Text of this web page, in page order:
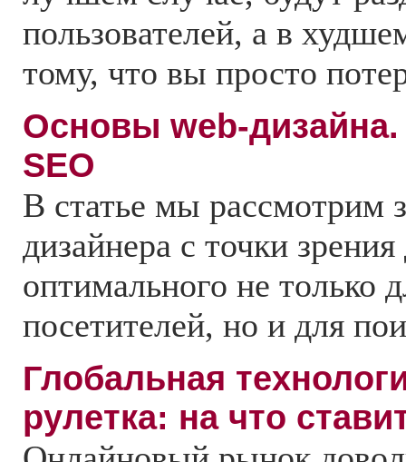
пользователей, а в
тому, что вы просто
Основы web-
SEO
В статье мы рассмотрим
дизайнера с точки
оптимального не только
посетителей, но и для
Глобальная
рулетка: на что